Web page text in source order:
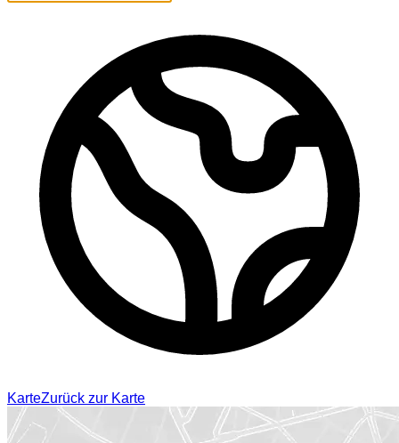
KarteZurück zur Karte